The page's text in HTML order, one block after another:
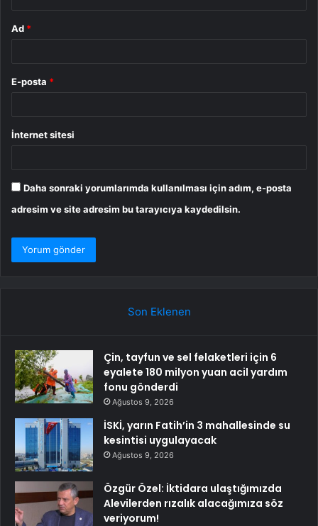
Ad *
E-posta *
İnternet sitesi
Daha sonraki yorumlarımda kullanılması için adım, e-posta
adresim ve site adresim bu tarayıcıya kaydedilsin.
Son Eklenen
Çin, tayfun ve sel felaketleri için 6
eyalete 180 milyon yuan acil yardım
fonu gönderdi
Ağustos 9, 2026
İSKİ, yarın Fatih’in 3 mahallesinde su
kesintisi uygulayacak
Ağustos 9, 2026
Özgür Özel: İktidara ulaştığımızda
Alevilerden rızalık alacağımıza söz
veriyorum!